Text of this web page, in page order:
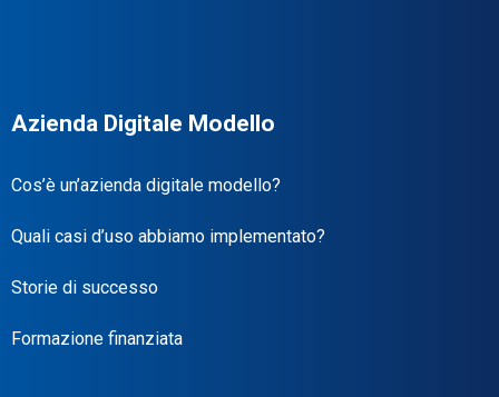
Azienda Digitale Modello
Cos’è un’azienda digitale modello?
Quali casi d’uso abbiamo implementato?
Storie di successo
Formazione finanziata